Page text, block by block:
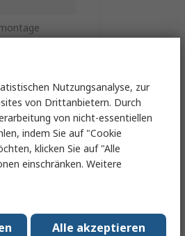
Nutzungsanalyse, zur
von Drittanbietern. Durch
von nicht-essentiellen
indem Sie auf "Cookie
klicken Sie auf "Alle
einschränken. Weitere
Alle akzeptieren